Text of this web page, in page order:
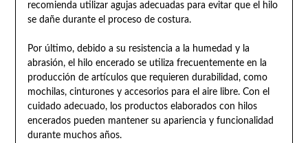
recomienda utilizar agujas adecuadas para evitar que el hilo
se dañe durante el proceso de costura.
Por último, debido a su resistencia a la humedad y la
abrasión, el hilo encerado se utiliza frecuentemente en la
producción de artículos que requieren durabilidad, como
mochilas, cinturones y accesorios para el aire libre. Con el
cuidado adecuado, los productos elaborados con hilos
encerados pueden mantener su apariencia y funcionalidad
durante muchos años.